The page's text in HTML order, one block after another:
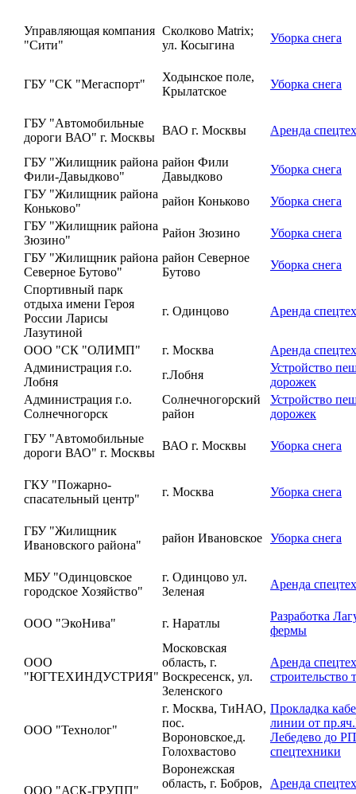
Управляющая компания
"Сити"
Сколково Matrix;
ул. Косыгина
Уборка снега
ГБУ "СК "Мегаспорт"
Ходынское поле,
Крылатское
Уборка снега
ГБУ "Автомобильные
дороги ВАО" г. Москвы
ВАО г. Москвы Аренда
ГБУ "Жилищник района
Фили-Давыдково"
район Фили
Давыдково
Уборка снега
ГБУ "Жилищник района
Коньково"
район Коньково
Уборка снега
ГБУ "Жилищник района
Зюзино"
Район Зюзино
Уборка снега
ГБУ "Жилищник района
Северное Бутово"
район Северное
Бутово
Уборка снега
Спортивный парк
отдыха имени Героя
России Ларисы
Лазутиной
г. Одинцово Аренда
ООО "СК "ОЛИМП" г. Москва
Аренда
Администрация г.о.
Лобня
г.Лобня
Устройство
дорожек
Администрация г.о.
Солнечногорск
Солнечногорский
район
Устройство
дорожек
ГБУ "Автомобильные
дороги ВАО" г. Москвы
ВАО г. Москвы Уборка снега
ГКУ "Пожарно-
спасательный центр"
г. Москва Уборка снега
ГБУ "Жилищник
Ивановского района"
район Ивановское Уборка снега
МБУ "Одинцовское
городское Хозяйство"
г. Одинцово ул.
Зеленая
Аренда
ООО "ЭкоНива" г. Наратлы
Разработка
фермы
ООО
"ЮГТЕХИНДУСТРИЯ"
Московская
область, г.
Воскресенск, ул.
Зеленского
Аренда
строительство
ООО "Технолог"
г. Москва, ТиНАО,
пос.
Вороновское,д.
Голохвастово
Прокладка
линии от
Лебедево до
спецтехники
ООО "АСК-ГРУПП"
Воронежская
область, г. Бобров,
Аренда